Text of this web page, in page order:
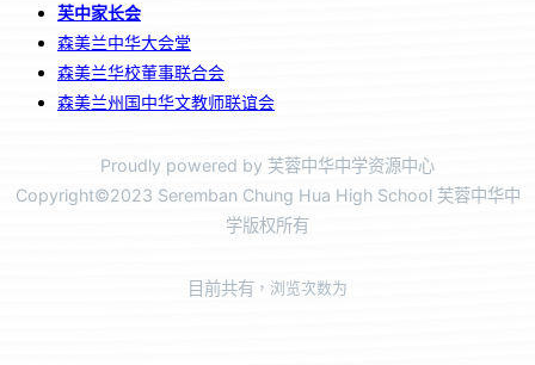
芙中家长会
森美兰中华大会堂
森美兰华校董事联合会
森美兰州国中华文教师联谊会
Proudly powered by 芙蓉中华中学资源中心
Copyright©2023 Seremban Chung Hua High School 芙蓉中华中
学版权所有
目前共有 ，浏览次数为